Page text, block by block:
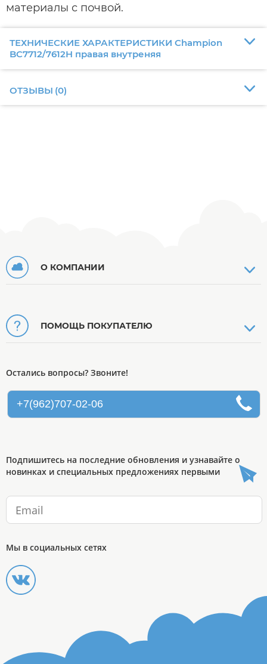
материалы с почвой.
ТЕХНИЧЕСКИЕ ХАРАКТЕРИСТИКИ Champion
BC7712/7612H правая внутреняя
ОТЗЫВЫ (0)
О КОМПАНИИ
ПОМОЩЬ ПОКУПАТЕЛЮ
Остались вопросы? Звоните!
+7(962)707-02-06
Подпишитесь на последние обновления и узнавайте о
новинках и специальных предложениях первыми
Мы в социальных сетях